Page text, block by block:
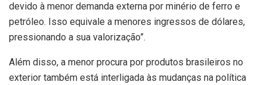
devido à menor demanda externa por minério de ferro e
petróleo. Isso equivale a menores ingressos de dólares,
pressionando a sua valorização”.
Além disso, a menor procura por produtos brasileiros no
exterior também está interligada às mudanças na política